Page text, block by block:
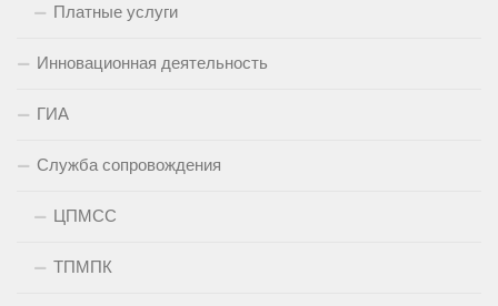
Платные услуги
Инновационная деятельность
ГИА
Служба сопровождения
ЦПМСС
ТПМПК